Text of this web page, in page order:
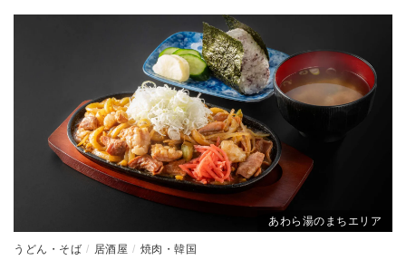
あわら湯のまちエリア
うどん・そば 居酒屋 焼肉・韓国